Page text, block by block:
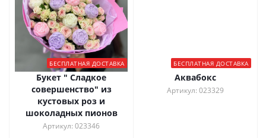
БЕСПЛАТНАЯ ДОСТАВКА
Букет " Сладкое
совершенство" из
кустовых роз и
шоколадных пионов
Артикул: 023346
БЕСПЛАТНАЯ ДОСТАВКА
Аквабокс
Артикул: 023329